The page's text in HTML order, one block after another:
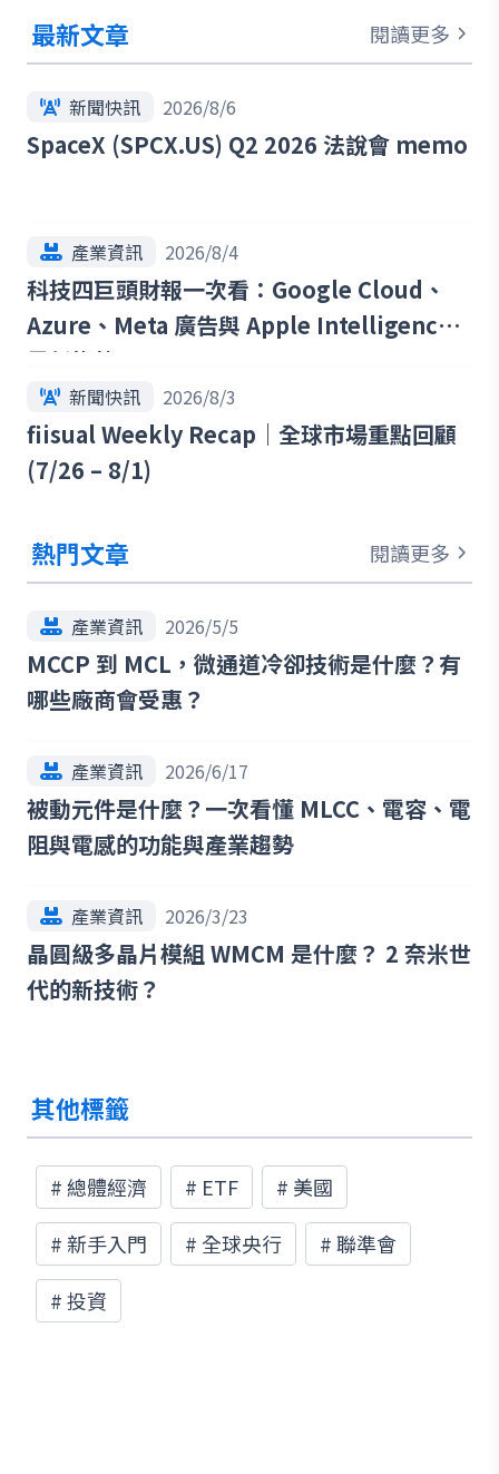
最新文章 閱讀更多
新聞快訊 2026/8/6
SpaceX (SPCX.US) Q2 2026 法說會 memo
產業資訊 2026/8/4
科技四巨頭財報一次看：Google Cloud、
Azure、Meta 廣告與 Apple Intelligence
最新趨勢
新聞快訊 2026/8/3
fiisual Weekly Recap｜全球市場重點回顧
(7/26 – 8/1)
熱門文章 閱讀更多
產業資訊 2026/5/5
MCCP 到 MCL，微通道冷卻技術是什麼？有
哪些廠商會受惠？
產業資訊 2026/6/17
被動元件是什麼？一次看懂 MLCC、電容、電
阻與電感的功能與產業趨勢
產業資訊 2026/3/23
晶圓級多晶片模組 WMCM 是什麼？ 2 奈米世
代的新技術？
其他標籤
#總體經濟 # ETF # 美國
#新手入門 # 全球央行 #聯準會
#投資